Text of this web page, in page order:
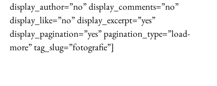
display_author=”no” display_comments=”no”
display_like=”no” display_excerpt=”yes”
display_pagination=”yes” pagination_type=”load-
more” tag_slug=”fotografie”]